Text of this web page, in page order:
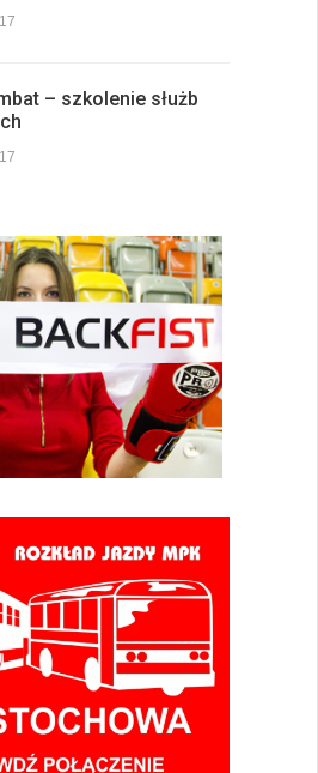
– szkolenie służb